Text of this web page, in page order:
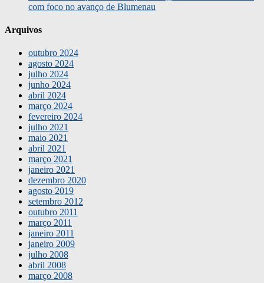
com foco no avanço de Blumenau
Arquivos
outubro 2024
agosto 2024
julho 2024
junho 2024
abril 2024
março 2024
fevereiro 2024
julho 2021
maio 2021
abril 2021
março 2021
janeiro 2021
dezembro 2020
agosto 2019
setembro 2012
outubro 2011
março 2011
janeiro 2011
janeiro 2009
julho 2008
abril 2008
março 2008